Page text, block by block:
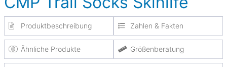
Produktbeschreibung Zahlen & Fakten
Ähnliche Produkte Größenberatung